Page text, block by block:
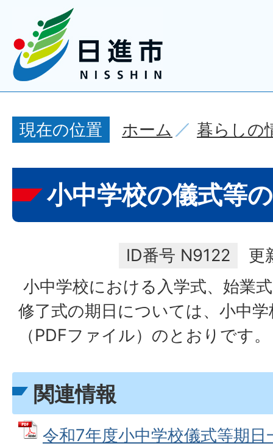
現在の位置 ホーム 暮らしの
小中学校の儀式等
ID番号 N9122
更
小中学校における入学式、始業
修了式の期日については、小中
（PDFファイル）のとおりです。
関連情報
令和7年度小中学校儀式等期